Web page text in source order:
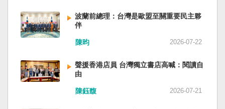
波蘭前總理：台灣是歐盟至關重要民主夥
伴
陳昀 2026-07-22
聲援香港店員 台灣獨立書店高喊：閱讀自
由
陳鈺馥 2026-07-21